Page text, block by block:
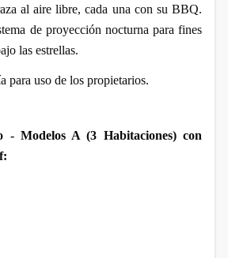
al aire libre, cada una con su BBQ.
de proyección nocturna para fines
las estrellas.
para uso de los propietarios.
- Modelos A (3 Habitaciones) con